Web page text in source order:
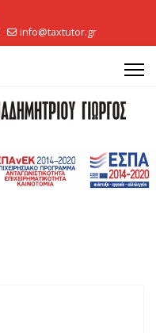
info@taxtutor.gr